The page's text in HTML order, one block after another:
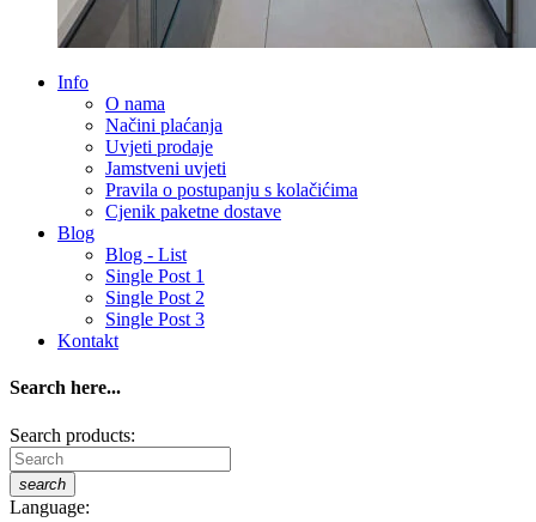
Info
O nama
Načini plaćanja
Uvjeti prodaje
Jamstveni uvjeti
Pravila o postupanju s kolačićima
Cjenik paketne dostave
Blog
Blog - List
Single Post 1
Single Post 2
Single Post 3
Kontakt
Search here...
Search products:
search
Language: